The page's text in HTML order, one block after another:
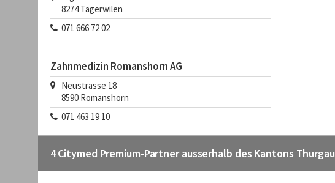
8274 Tägerwilen
071 666 72 02
Zahnmedizin Romanshorn AG
Neustrasse 18
8590 Romanshorn
071 463 19 10
4 Citymed Premium-Partner ausserhalb des Kantons Thurgau